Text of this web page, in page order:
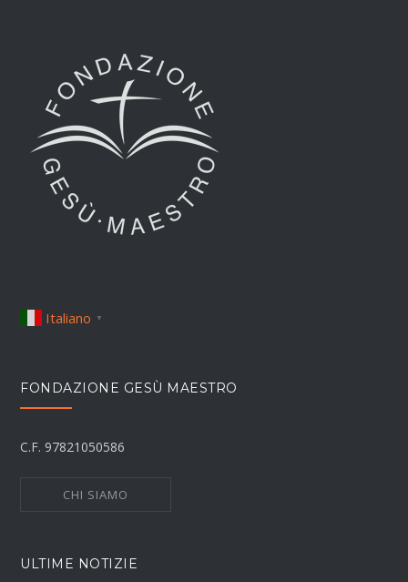
Italiano ▼
FONDAZIONE GESÙ MAESTRO
C.F. 97821050586
CHI SIAMO
ULTIME NOTIZIE